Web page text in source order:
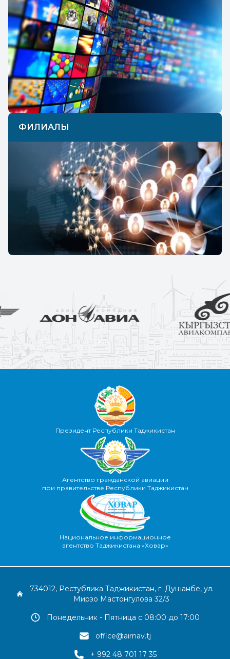
ФИЛИАЛЫ
Президент Республики Таджикистан
Агентство гражданской авиации
при правительстве Республики Таджикистан
Национальное информационное
агентство Таджикистана «Ховар»
734012, Рестублика Таджикистан, г. Душанбе, ул.
Мирзо Мастонгулова 32/3
Понедельник - Пятница с 08:00 до 17:00
office@airnav.tj
+ 992 48 701 17 35